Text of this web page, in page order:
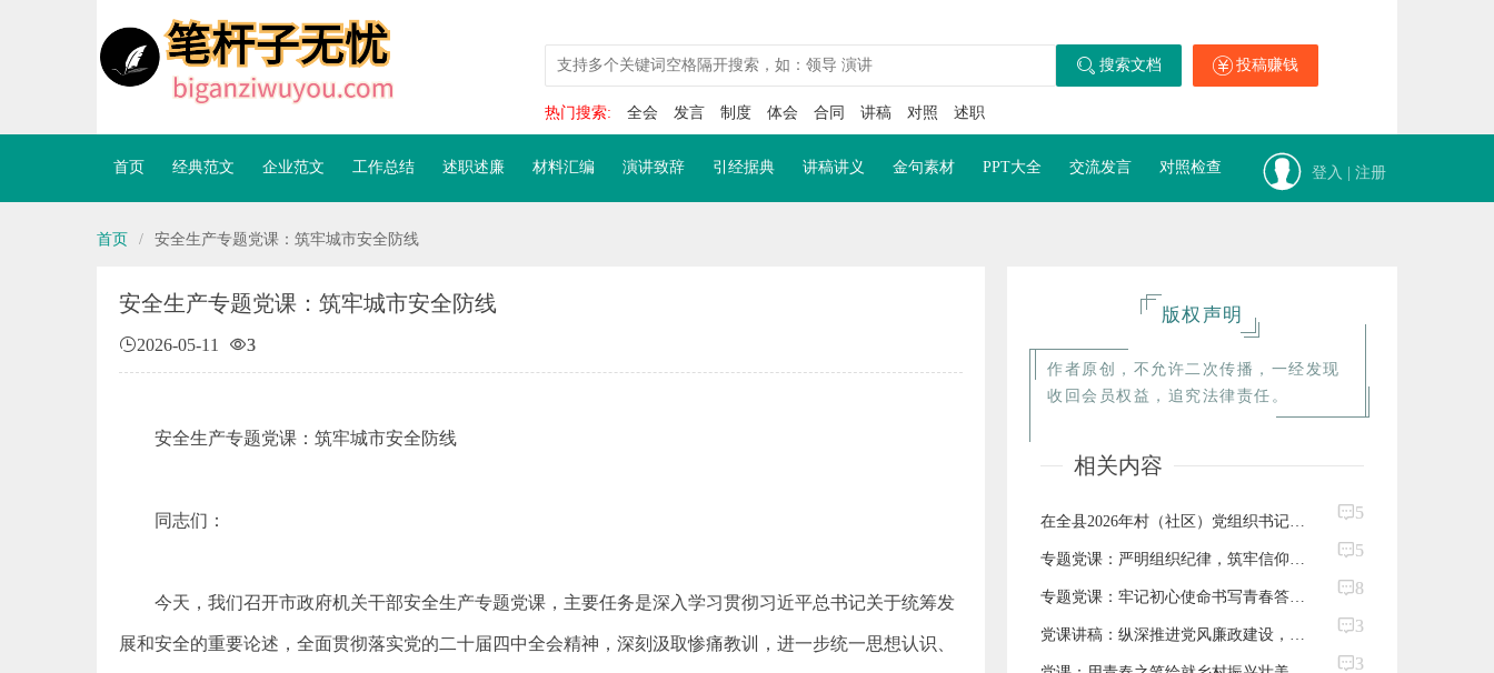
搜索文档 投稿赚钱
热门搜索: 全会 发言 制度 体会 合同 讲稿 对照 述职
首页 经典范文 企业范文 工作总结 述职述廉 材料汇编 演讲致辞 引经据典 讲稿讲义 金句素材 PPT大全 交流发言 对照检查 登入 | 注册
首页 / 安全生产专题党课：筑牢城市安全防线
安全生产专题党课：筑牢城市安全防线
2026-05-11 3
安全生产专题党课：筑牢城市安全防线
同志们：
今天，我们召开市政府机关干部安全生产专题党课，主要任务是深入学习贯彻习近平总书记关于统筹发
展和安全的重要论述，全面贯彻落实党的二十届四中全会精神，深刻汲取惨痛教训，进一步统一思想认识、
版权声明
作者原创，不允许二次传播，一经发现
收回会员权益，追究法律责任。
相关内容
5
5
8
3
3